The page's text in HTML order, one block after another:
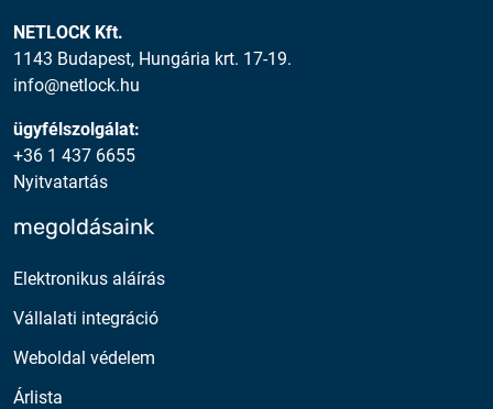
NETLOCK Kft.
1143 Budapest, Hungária krt. 17-19.
info@netlock.hu
ügyfélszolgálat:
+36 1 437 6655
Nyitvatartás
megoldásaink
Elektronikus aláírás
Vállalati integráció
Weboldal védelem
Árlista